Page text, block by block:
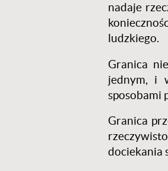
nadaje
ludzkiego.
Granica
jednym, i
sposobami
Granica
dociekania